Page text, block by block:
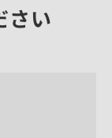
さい